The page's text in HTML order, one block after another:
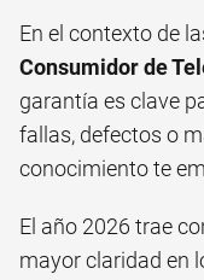
En el contexto de
Consumidor de
garantía es clave
fallas, defectos o
conocimiento te
El año 2026 trae
mayor claridad en